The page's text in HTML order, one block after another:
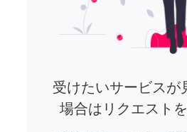
受けたいサービスが
場合はリクエスト